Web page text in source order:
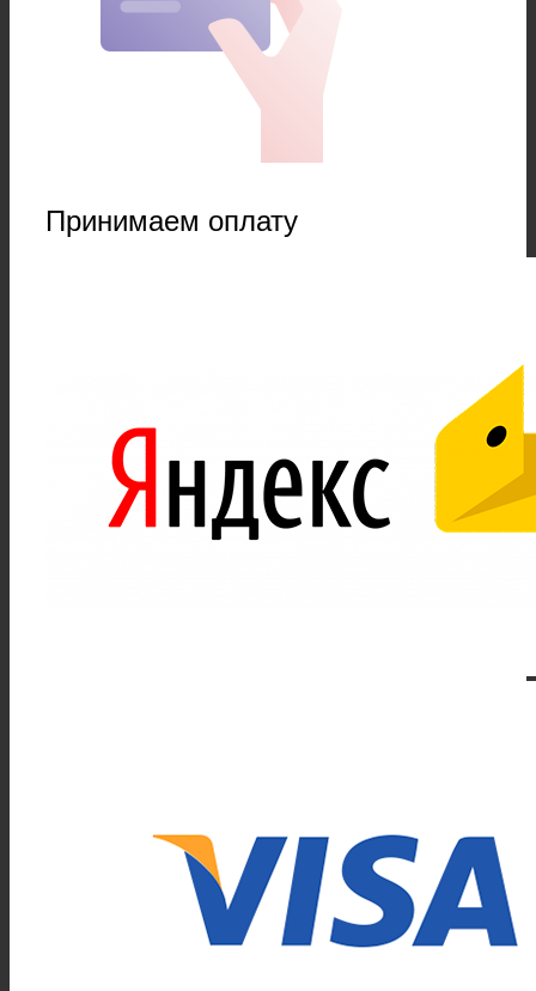
Принимаем оплату